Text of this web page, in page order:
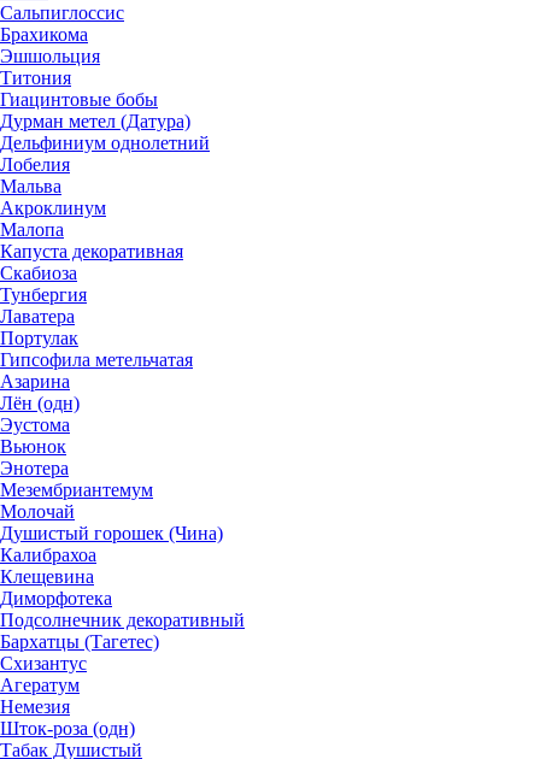
Сальпиглоссис
Брахикома
Эшшольция
Титония
Гиацинтовые бобы
Дурман метел (Датура)
Дельфиниум однолетний
Лобелия
Мальва
Акроклинум
Малопа
Капуста декоративная
Скабиоза
Тунбергия
Лаватера
Портулак
Гипсофила метельчатая
Азарина
Лён (одн)
Эустома
Вьюнок
Энотера
Мезембриантемум
Молочай
Душистый горошек (Чина)
Калибрахоа
Клещевина
Диморфотека
Подсолнечник декоративный
Бархатцы (Тагетес)
Схизантус
Агератум
Немезия
Шток-роза (одн)
Табак Душистый